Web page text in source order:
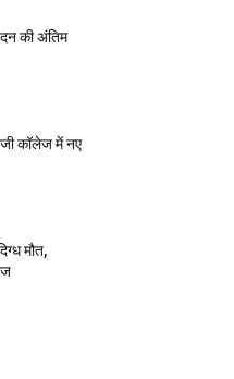
की अंतिम
कॉलेज में नए
मौत,